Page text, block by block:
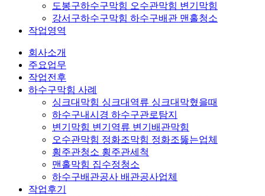
도봉구하수구막힘 오수관막힘 변기막힘
강서구하수구막힘 하수구배관 맨홀청소
작업영역
회사소개
주요업무
작업전후
하수구막힘 사례
싱크대막힘 싱크대역류 싱크대막혔을때
하수구내시경 하수구관로탐지
변기막힘 변기역류 변기배관막힘
오수관막힘 정화조막힘 정화조뚫는업체
횡주관청소 횡주관세척
맨홀막힘 집수정청소
하수구배관공사 배관공사업체
작업후기